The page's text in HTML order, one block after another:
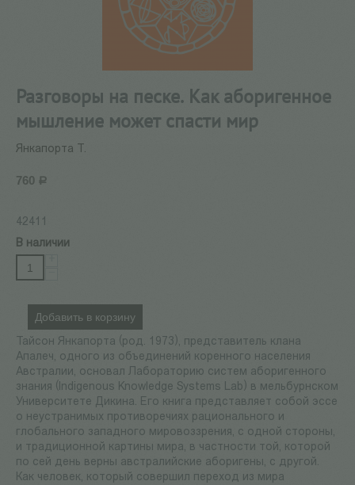
Разговоры на песке. Как аборигенное
мышление может спасти мир
Янкапорта Т.
760 Р
42411
В наличии
Добавить в корзину
Тайсон Янкапорта (род. 1973), представитель клана
Апалеч, одного из объединений коренного населения
Австралии, основал Лабораторию систем аборигенного
знания (Indigenous Knowledge Systems Lab) в мельбурнском
Университете Дикина. Его книга представляет собой эссе
о неустранимых противоречиях рационального и
глобального западного мировоззрения, с одной стороны,
и традиционной картины мира, в частности той, которой
по сей день верны австралийские аборигены, с другой.
Как человек, который совершил переход из мира